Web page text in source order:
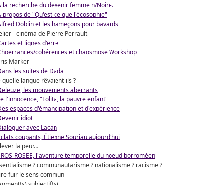
la recherche du devenir femme n/Noire.
propos de "Qu'est-ce que l'écosophie"
Döblin et les hameçons pour bavards
- cinéma de Pierre Perrault
et lignes d'erre
cohérences et chaosmose Workshop
Marker
les suites de Dada
quelle langue rêvaient-ils ?
les mouvements aberrants
l'innocence, "Lolita, la pauvre enfant"
espaces d'émancipation et d'expérience
idiot
avec Lacan
coupants, Étienne Souriau aujourd'hui
la peur…
ROSEE, l'aventure temporelle du noeud borroméen
? communautarisme ? nationalisme ? racisme ?
fuir le sens commun